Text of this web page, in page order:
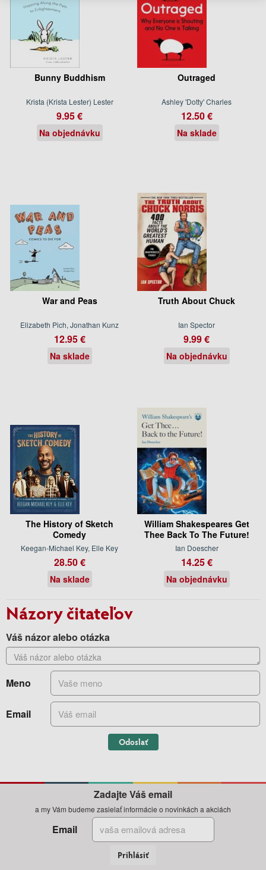
Bunny Buddhism
Krista (Krista Lester) Lester
9.95 €
Na objednávku
Outraged
Ashley 'Dotty' Charles
12.50 €
Na sklade
War and Peas
Elizabeth Pich, Jonathan Kunz
12.95 €
Na sklade
Truth About Chuck
Ian Spector
9.99 €
Na objednávku
The History of Sketch
Comedy
Keegan-Michael Key, Elle Key
28.50 €
Na sklade
William Shakespeares Get
Thee Back To The Future!
Ian Doescher
14.25 €
Na objednávku
Názory čitateľov
Váš názor alebo otázka
Meno
Email
Odoslať
Zadajte Váš email
a my Vám budeme zasielať informácie o novinkách a akciách
Email
Prihlásiť